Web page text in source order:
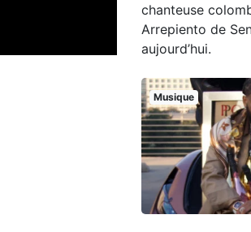
chanteuse
Arrepiento de
aujourd’hui.
Musique